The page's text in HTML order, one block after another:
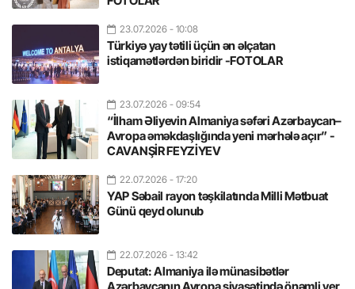
23.07.2026 - 10:08
Türkiyə yay tətili üçün ən əlçatan
istiqamətlərdən biridir -FOTOLAR
23.07.2026 - 09:54
“İlham Əliyevin Almaniya səfəri Azərbaycan–
Avropa əməkdaşlığında yeni mərhələ açır” -
CAVANŞİR FEYZİYEV
22.07.2026 - 17:20
YAP Səbail rayon təşkilatında Milli Mətbuat
Günü qeyd olunub
22.07.2026 - 13:42
Deputat: Almaniya ilə münasibətlər